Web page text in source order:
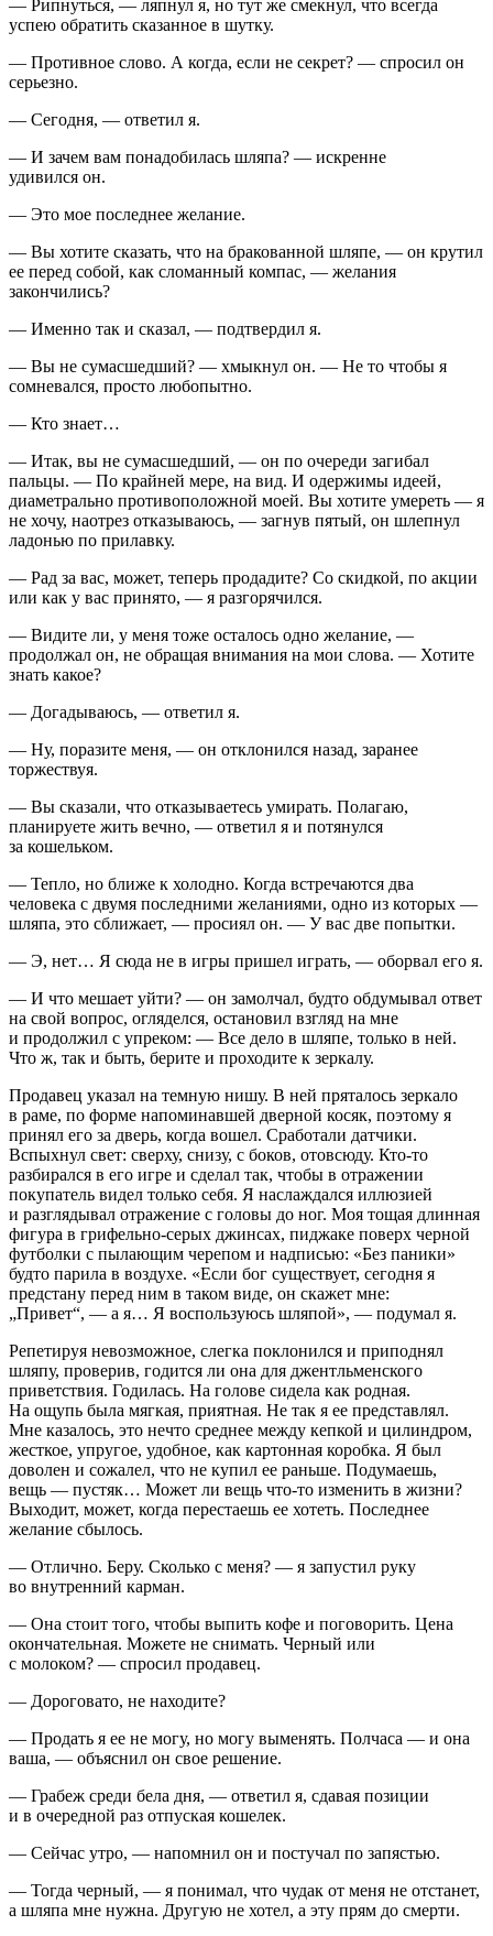
— Рипнуться, — ляпнул я, но тут же смекнул, что всегда
успею обратить сказанное в шутку.
— Противное слово. А когда, если не секрет? — спросил он
серьезно.
— Сегодня, — ответил я.
— И зачем вам понадобилась шляпа? — искренне
удивился он.
— Это мое последнее желание.
— Вы хотите сказать, что на бракованной шляпе, — он крутил
ее перед собой, как сломанный компас, — желания
закончились?
— Именно так и сказал, — подтвердил я.
— Вы не сумасшедший? — хмыкнул он. — Не то чтобы я
сомневался, просто любопытно.
— Кто знает…
— Итак, вы не сумасшедший, — он по очереди загибал
пальцы. — По крайней мере, на вид. И одержимы идеей,
диаметрально противоположной моей. Вы хотите умереть — я
не хочу, наотрез отказываюсь, — загнув пятый, он шлепнул
ладонью по прилавку.
— Рад за вас, может, теперь продадите? Со скидкой, по акции
или как у вас принято, — я разгорячился.
— Видите ли, у меня тоже осталось одно желание, —
продолжал он, не обращая внимания на мои слова. — Хотите
знать какое?
— Догадываюсь, — ответил я.
— Ну, поразите меня, — он отклонился назад, заранее
торжествуя.
— Вы сказали, что отказываетесь умирать. Полагаю,
планируете жить вечно, — ответил я и потянулся
за кошельком.
— Тепло, но ближе к холодно. Когда встречаются два
человека с двумя последними желаниями, одно из которых —
шляпа, это сближает, — просиял он. — У вас две попытки.
— Э, нет… Я сюда не в игры пришел играть, — оборвал его я.
— И что мешает уйти? — он замолчал, будто обдумывал ответ
на свой вопрос, огляделся, остановил взгляд на мне
и продолжил с упреком: — Все дело в шляпе, только в ней.
Что ж, так и быть, берите и проходите к зеркалу.
Продавец указал на темную нишу. В ней пряталось зеркало
в раме, по форме напоминавшей дверной косяк, поэтому я
принял его за дверь, когда вошел. Сработали датчики.
Вспыхнул свет: сверху, снизу, с боков, отовсюду. Кто-то
разбирался в его игре и сделал так, чтобы в отражении
покупатель видел только себя. Я наслаждался иллюзией
и разглядывал отражение с головы до ног. Моя тощая длинная
фигура в грифельно-серых джинсах, пиджаке поверх черной
футболки с пылающим черепом и надписью: «Без паники»
будто парила в воздухе. «Если бог существует, сегодня я
предстану перед ним в таком виде, он скажет мне:
„Привет“, — а я… Я воспользуюсь шляпой», — подумал я.
Репетируя невозможное, слегка поклонился и приподнял
шляпу, проверив, годится ли она для джентльменского
приветствия. Годилась. На голове сидела как родная.
На ощупь была мягкая, приятная. Не так я ее представлял.
Мне казалось, это нечто среднее между кепкой и цилиндром,
жесткое, упругое, удобное, как картонная коробка. Я был
доволен и сожалел, что не купил ее раньше. Подумаешь,
вещь — пустяк… Может ли вещь что-то изменить в жизни?
Выходит, может, когда перестаешь ее хотеть. Последнее
желание сбылось.
— Отлично. Беру. Сколько с меня? — я запустил руку
во внутренний карман.
— Она стоит того, чтобы выпить кофе и поговорить. Цена
окончательная. Можете не снимать. Черный или
с молоком? — спросил продавец.
— Дороговато, не находите?
— Продать я ее не могу, но могу выменять. Полчаса — и она
ваша, — объяснил он свое решение.
— Грабеж среди бела дня, — ответил я, сдавая позиции
и в очередной раз отпуская кошелек.
— Сейчас утро, — напомнил он и постучал по запястью.
— Тогда черный, — я понимал, что чудак от меня не отстанет,
а шляпа мне нужна. Другую не хотел, а эту прям до смерти.